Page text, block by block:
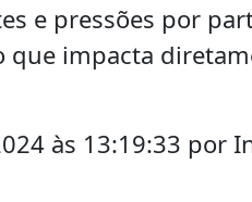
e pressões por
que impacta
às 13:19:33 por